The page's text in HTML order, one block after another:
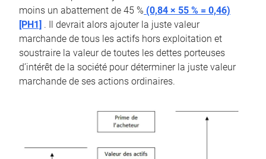
moins un abattement de 45 % (0,84 × 55 % = 0,46)
[PH1] . Il devrait alors ajouter la juste valeur
marchande de tous les actifs hors exploitation et
soustraire la valeur de toutes les dettes porteuses
d’intérêt de la société pour déterminer la juste valeur
marchande de ses actions ordinaires.